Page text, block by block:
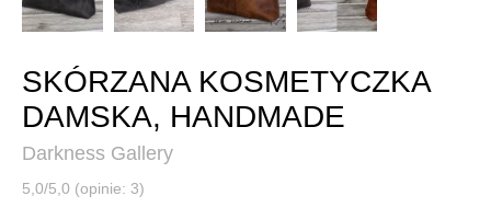
SKÓRZANA KOSMETYCZKA
DAMSKA, HANDMADE
Darkness Gallery
5,0/5,0 (opinie: 3)